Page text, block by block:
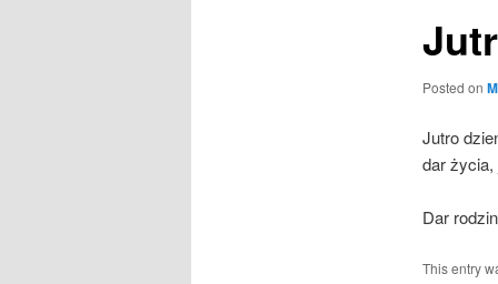
Posted on
Jutro
dar życia,
Dar
This entry